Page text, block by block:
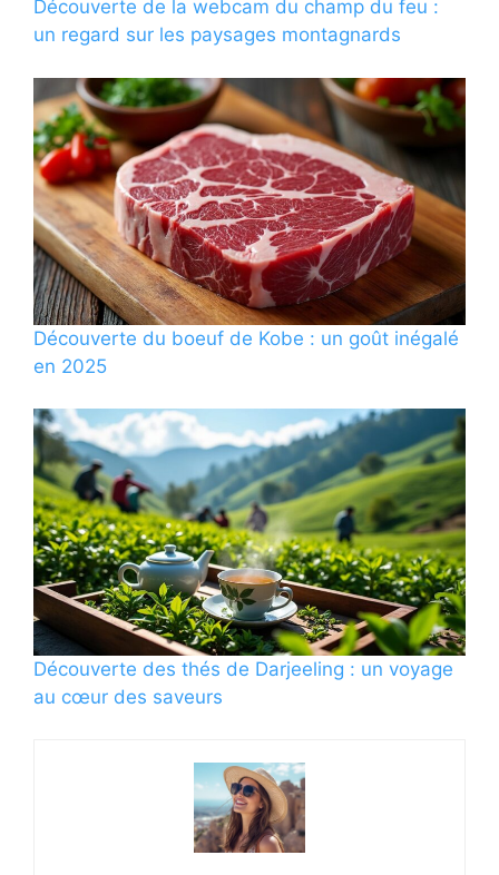
Découverte de la webcam du champ du feu :
un regard sur les paysages montagnards
Découverte du boeuf de Kobe : un goût inégalé
en 2025
Découverte des thés de Darjeeling : un voyage
au cœur des saveurs